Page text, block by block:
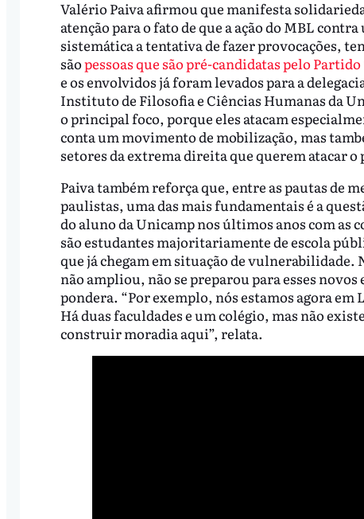
Valério Paiva afirmou que manifesta
atenção para o fato de que a ação do MBL
sistemática a tentativa de fazer provocações,
sãopessoas que são pré-candidatas pelo
e os envolvidos já foram levados para a
Instituto de Filosofia e Ciências Humanas da
o principal foco, porque eles atacam
conta um movimento de mobilização, mas
setores da extrema direita que querem atacar
Paiva também reforça que, entre as pautas de
paulistas, uma das mais fundamentais é a
do aluno da Unicamp nos últimos anos com as
são estudantes majoritariamente de escola
que já chegam em situação de
não ampliou, não se preparou para esses
pondera. “Por exemplo, nós estamos agora
Há duas faculdades e um colégio, mas não
construir moradia aqui”, relata.